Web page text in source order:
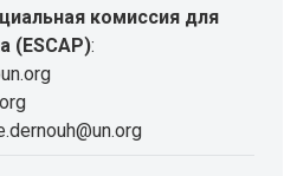
комиссия для
(ESCAP):